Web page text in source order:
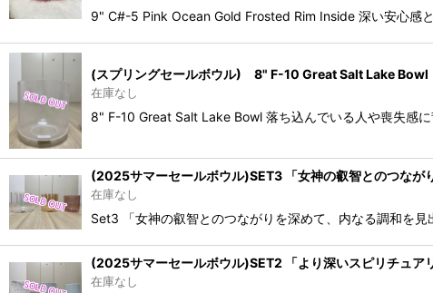
9" C#-5 Pink Ocean Gold Frosted Rim Inside 深い安心感
(スプリングセールボウル) 8" F-10 Great Salt Lake Bowl
在庫なし
8" F-10 Great Salt Lake Bowl 落ち込んでいる人や喪失感に
(2025サマーセールボウル)SET3 「女神の叡智とのつなが
在庫なし
Set3 「女神の叡智とのつながりを深めて、内なる調和を
(2025サマーセールボウル)SET2 「より深いスピリチュア
在庫なし